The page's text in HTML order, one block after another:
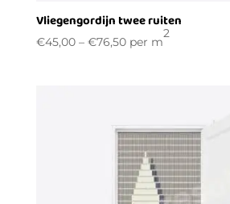
Vliegengordijn twee ruiten
€45,00– €76,50per m
2